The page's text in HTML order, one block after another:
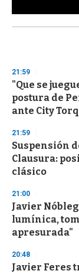
s
d
s
o
f
3
s
e
c
o
n
s
21:59
"Que se
postura de
ante City
21:59
Suspensión
Clausura:
clásico
21:00
Javier
lumínica,
apresurada"
20:48
Javier Feres